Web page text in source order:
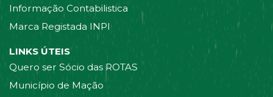
Informação Contabilistica
Marca Registada INPI
LINKS ÚTEIS
Quero ser Sócio das ROTAS
Município de Mação